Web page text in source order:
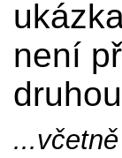
není